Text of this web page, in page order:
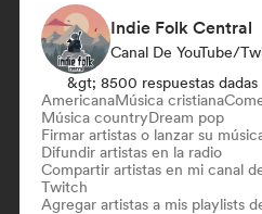
Indie Folk Central
&gt; 8500 respuestas dadas
AmericanaMúsica cristiana
Música countryDream pop
Firmar artistas o lanzar su
Difundir artistas en la radio
Compartir artistas en mi canal
Twitch
Agregar artistas a mis playlists